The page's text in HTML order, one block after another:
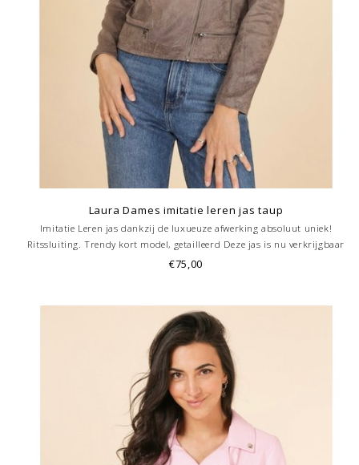
Laura Dames imitatie leren jas taup
Imitatie Leren jas dankzij de luxueuze afwerking absoluut uniek!
Ritssluiting. Trendy kort model, getailleerd Deze jas is nu verkrijgbaar
ook bij onze winkel in Hoorn.
€75,00